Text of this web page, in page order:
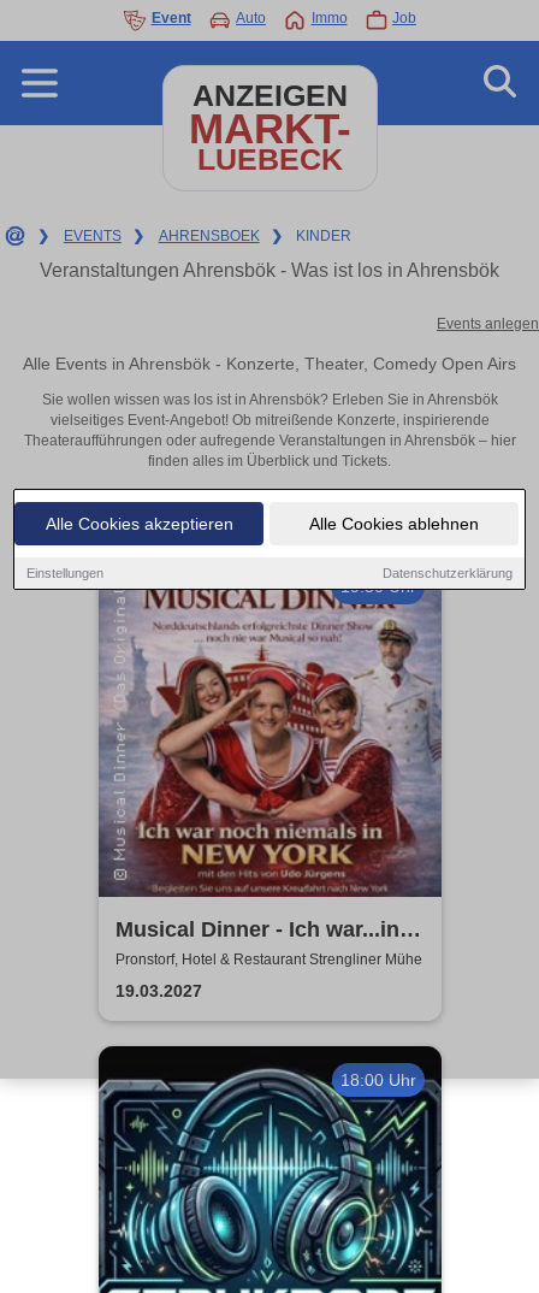
Alle Cookies akzeptieren Alle Cookies ablehnen
Einstellungen Datenschutzerklärung
Event Auto Immo Job
ANZEIGEN
MARKT-
LUEBECK
❯ EVENTS ❯ AHRENSBOEK ❯ KINDER
Veranstaltungen Ahrensbök - Was ist los in Ahrensbök
Events anlegen
Alle Events in Ahrensbök - Konzerte, Theater, Comedy Open Airs
Sie wollen wissen was los ist in Ahrensbök? Erleben Sie in Ahrensbök
vielseitiges Event-Angebot! Ob mitreißende Konzerte, inspirierende
Theateraufführungen oder aufregende Veranstaltungen in Ahrensbök – hier
finden alles im Überblick und Tickets.
19:30 Uhr
Musical Dinner - Ich war...in
NY Special
Pronstorf, Hotel & Restaurant Strengliner Mühe
19.03.2027
18:00 Uhr